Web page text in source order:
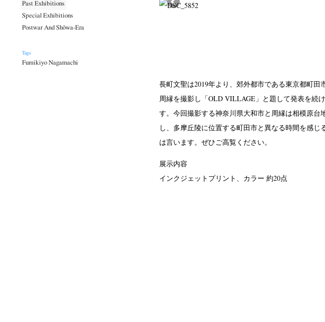
Past Exhibitions
Special Exhibitions
Postwar And Shōwa-Era
Tags
Fumikiyo Nagamachi
長町文聖は2019年より、郊外都市である東京都町田
周縁を撮影し「OLD VILLAGE」と題して発表を続
す。今回撮影する神奈川県大和市と周縁は相模原台
し、多摩丘陵に位置する町田市と異なる時間を感じ
は言います。ぜひご高覧ください。
展示内容
インクジェットプリント、カラー 約20点